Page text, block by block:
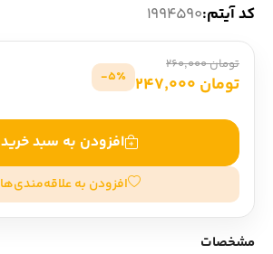
کد آیتم:1994590
تومان 260,000
تومان 247,000 5٪-
افزودن به سبد خرید
افزودن به علاقه‌مندی‌ها
مشخصات